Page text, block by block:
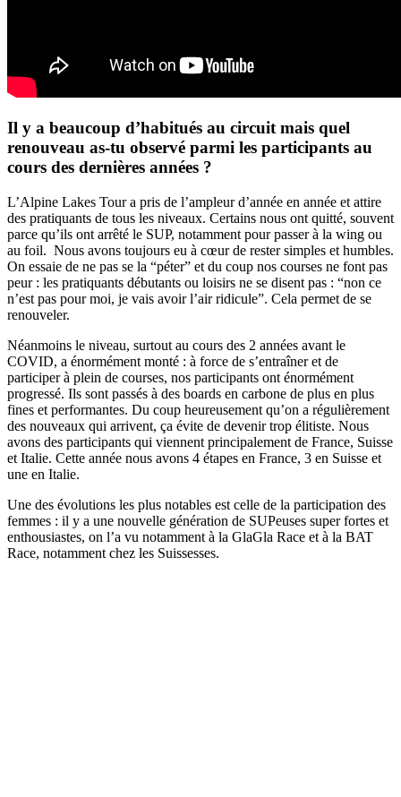
Il y a beaucoup d’habitués au circuit mais quel
renouveau as-tu observé parmi les participants au
cours des dernières années ?
L’Alpine Lakes Tour a pris de l’ampleur d’année en année et attire
des pratiquants de tous les niveaux. Certains nous ont quitté, souvent
parce qu’ils ont arrêté le SUP, notamment pour passer à la wing ou
au foil. Nous avons toujours eu à cœur de rester simples et humbles.
On essaie de ne pas se la “péter” et du coup nos courses ne font pas
peur : les pratiquants débutants ou loisirs ne se disent pas : “non ce
n’est pas pour moi, je vais avoir l’air ridicule”. Cela permet de se
renouveler.
Néanmoins le niveau, surtout au cours des 2 années avant le
COVID, a énormément monté : à force de s’entraîner et de
participer à plein de courses, nos participants ont énormément
progressé. Ils sont passés à des boards en carbone de plus en plus
fines et performantes. Du coup heureusement qu’on a régulièrement
des nouveaux qui arrivent, ça évite de devenir trop élitiste. Nous
avons des participants qui viennent principalement de France, Suisse
et Italie. Cette année nous avons 4 étapes en France, 3 en Suisse et
une en Italie.
Une des évolutions les plus notables est celle de la participation des
femmes : il y a une nouvelle génération de SUPeuses super fortes et
enthousiastes, on l’a vu notamment à la GlaGla Race et à la BAT
Race, notamment chez les Suissesses.